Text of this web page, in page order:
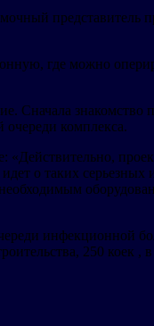
представитель
где можно
Сначала
комплекса.
о таких
инфекционной
250 коек